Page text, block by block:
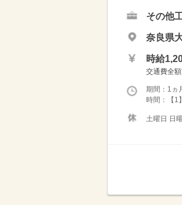
その他
奈良県
時給
交通費全
期間：1
時間：【1
土曜日 日